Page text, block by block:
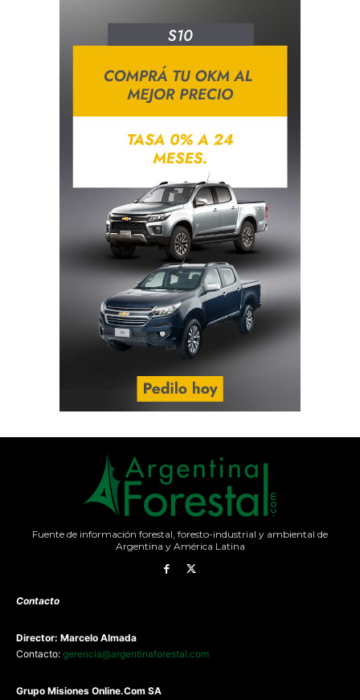
Fuente de información forestal, foresto-industrial y ambiental de
Argentina y América Latina
Contacto
Director: Marcelo Almada
Contacto: gerencia@argentinaforestal.com
Grupo Misiones Online.Com SA